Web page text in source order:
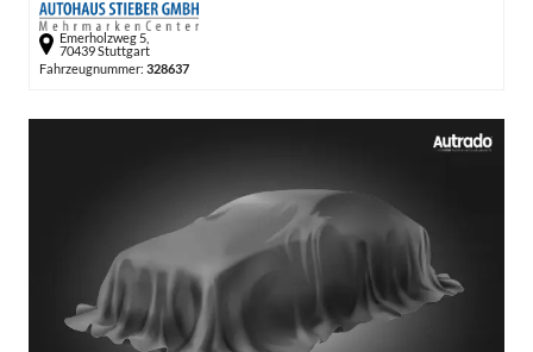
Emerholzweg 5,
70439 Stuttgart
Fahrzeugnummer: 328637